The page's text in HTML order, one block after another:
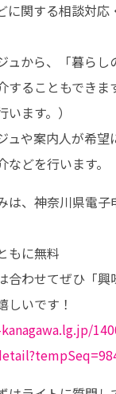
に関する相談対応
ュから、「暮ら
することもできま
ます。）
ュや案内人が希
どを行います。
は、神奈川県電子
もに無料
合わせてぜひ「興